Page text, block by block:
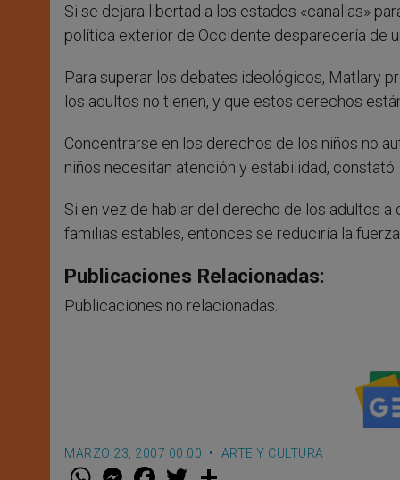
Si se dejara libertad a los estados «canallas»
política exterior de Occidente desparecería de
Para superar los debates ideológicos, Matlary
los adultos no tienen, y que estos derechos
Concentrarse en los derechos de los niños no
niños necesitan atención y estabilidad, constató.
Si en vez de hablar del derecho de los adultos
familias estables, entonces se reduciría la
Publicaciones Relacionadas:
Publicaciones no relacionadas.
MARZO 23, 2007 00:00 ARTE Y CULTURA
W M F